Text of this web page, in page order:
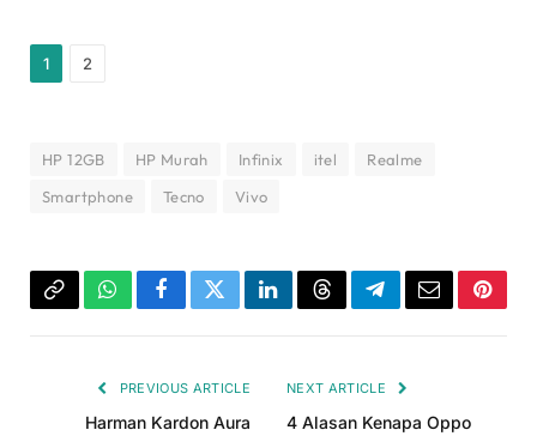
1 2
HP 12GB HP Murah Infinix itel
Realme
Smartphone
Tecno Vivo
Copy WhatsAppFacebookTwitterLinkedInThreadsTelegramEmail
PREVIOUS ARTICLE
Harman Kardon Aura
NEXT ARTICLE
4 Alasan Kenapa Oppo